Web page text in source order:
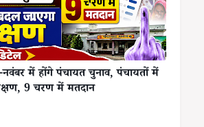
नवंबर में होंगे पंचायत चुनाव, पंचायतों में
9 चरण में मतदान